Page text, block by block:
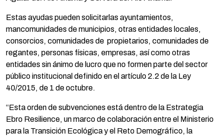
Estas ayudas pueden solicitarlas ayuntamientos,
mancomunidades de municipios, otras entidades locales,
consorcios, comunidades de propietarios, comunidades de
regantes, personas físicas, empresas, así como otras
entidades sin ánimo de lucro que no formen parte del sector
público institucional definido en el artículo 2.2 de la Ley
40/2015, de 1 de octubre.
“Esta orden de subvenciones está dentro de la Estrategia
Ebro Resilience, un marco de colaboración entre el Ministerio
para la Transición Ecológica y el Reto Demográfico, la